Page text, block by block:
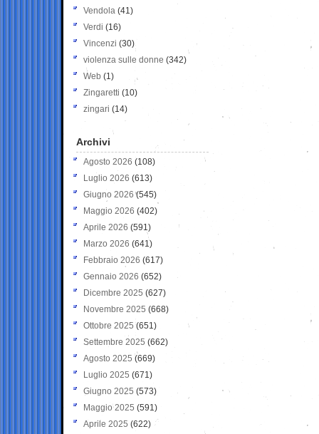
Vendola (41)
Verdi (16)
Vincenzi (30)
violenza sulle donne (342)
Web (1)
Zingaretti (10)
zingari (14)
Archivi
Agosto 2026 (108)
Luglio 2026 (613)
Giugno 2026 (545)
Maggio 2026 (402)
Aprile 2026 (591)
Marzo 2026 (641)
Febbraio 2026 (617)
Gennaio 2026 (652)
Dicembre 2025 (627)
Novembre 2025 (668)
Ottobre 2025 (651)
Settembre 2025 (662)
Agosto 2025 (669)
Luglio 2025 (671)
Giugno 2025 (573)
Maggio 2025 (591)
Aprile 2025 (622)